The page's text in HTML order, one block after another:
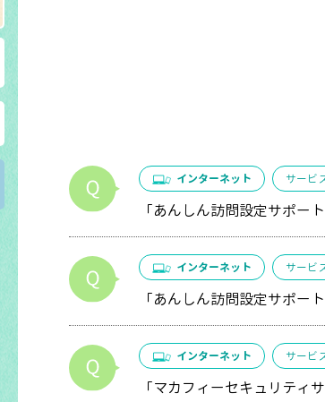
インターネット サービ
「あんしん訪問設定サポー
インターネット サービ
「あんしん訪問設定サポー
インターネット サービ
「マカフィーセキュリティ